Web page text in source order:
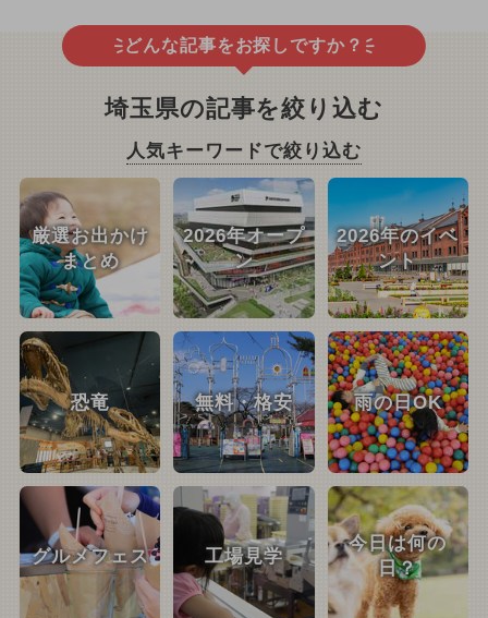
どんな記事をお探しですか？
埼玉県の記事を絞り込む
人気キーワードで絞り込む
厳選お出かけ
まとめ
2026年オープ
ン
2026年のイベ
ント
恐竜 無料・格安 雨の日OK
グルメフェス 工場見学
今日は何の
日？